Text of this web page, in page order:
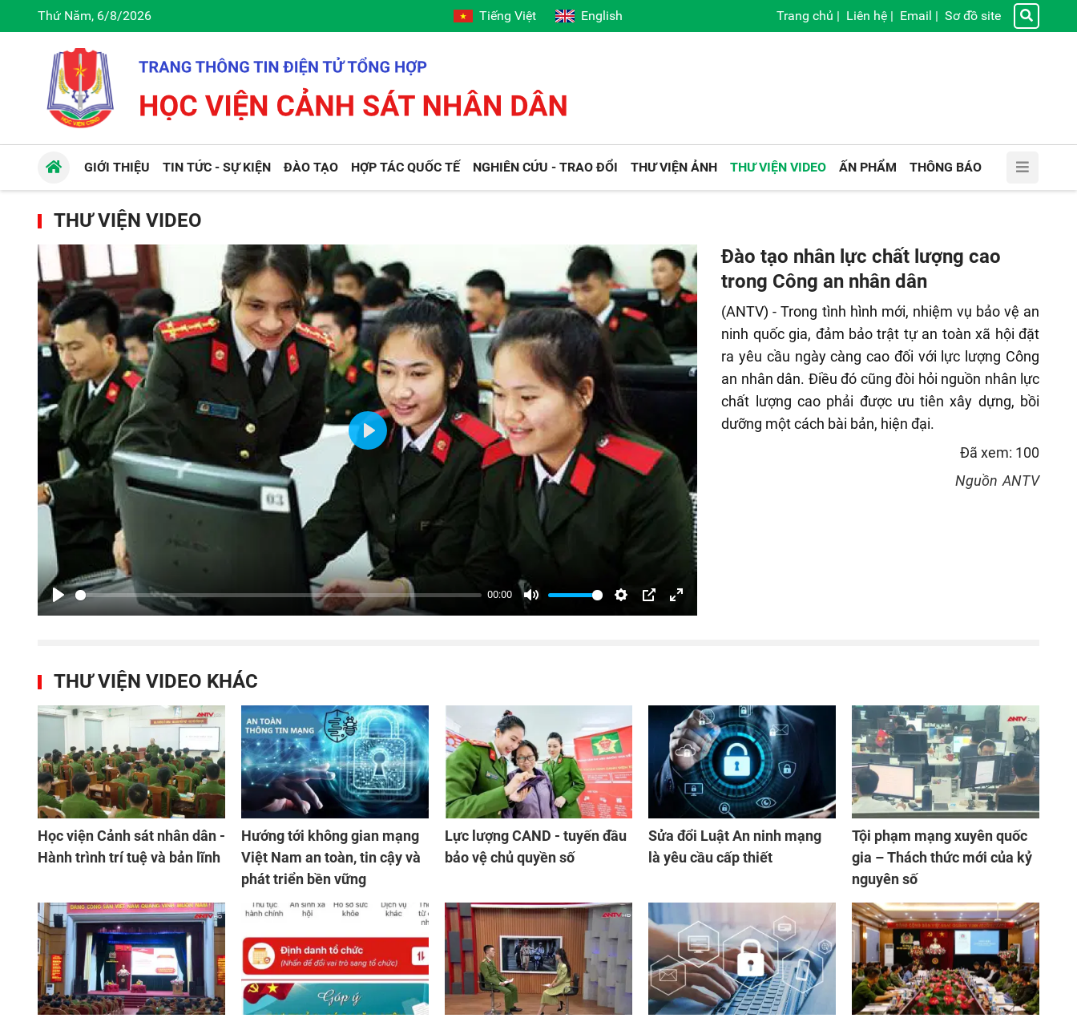
Thứ Năm, 6/8/2026 Tiếng Việt English Trang chủ | Liên hệ | Email | Sơ đồ site
GIỚI THIỆU TIN TỨC - SỰ KIỆN ĐÀO TẠO HỢP TÁC QUỐC TẾ NGHIÊN CỨU - TRAO ĐỔI THƯ VIỆN ẢNH THƯ VIỆN VIDEO ẤN PHẨM THÔNG BÁO
THƯ VIỆN VIDEO
Play
00:00
Mute Settings
PIP Enter
Play
Đào tạo nhân lực chất lượng cao
trong Công an nhân dân
(ANTV) - Trong tình hình mới, nhiệm vụ bảo vệ an
ninh quốc gia, đảm bảo trật tự an toàn xã hội đặt
ra yêu cầu ngày càng cao đối với lực lượng Công
an nhân dân. Điều đó cũng đòi hỏi nguồn nhân lực
chất lượng cao phải được ưu tiên xây dựng, bồi
dưỡng một cách bài bản, hiện đại.
Đã xem: 100
Nguồn ANTV
THƯ VIỆN VIDEO KHÁC
Học viện Cảnh sát nhân dân -
Hành trình trí tuệ và bản lĩnh
Hướng tới không gian mạng
Việt Nam an toàn, tin cậy và
phát triển bền vững
Lực lượng CAND - tuyến đầu
bảo vệ chủ quyền số
Sửa đổi Luật An ninh mạng
là yêu cầu cấp thiết
Tội phạm mạng xuyên quốc
gia – Thách thức mới của kỷ
nguyên số